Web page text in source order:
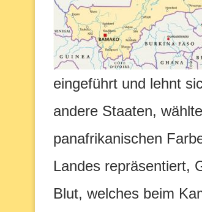
eingeführt und lehnt
andere Staaten,
panafrikanischen
Landes repräsentiert,
Blut, welches beim